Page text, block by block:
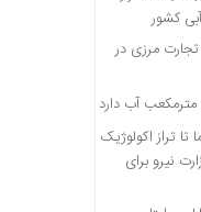
کشور
سابقه تجارت مرزی در
تا تراز اکولوژیک
نیرو برای